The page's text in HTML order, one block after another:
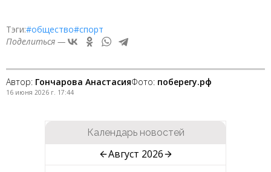
Тэги:#общество#спорт
Поделиться —
Автор: Гончарова АнастасияФото: поберегу.рф
16 июня 2026 г. 17:44
Календарь новостей
Август 2026